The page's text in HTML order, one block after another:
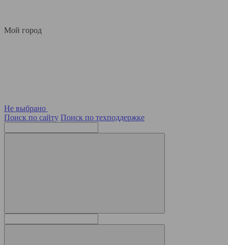
Мой город
Не выбрано
Поиск по сайту Поиск по техподдержке